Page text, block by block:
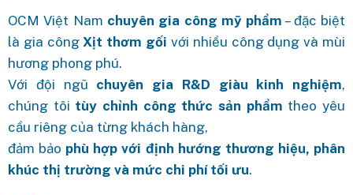
OCM Việt Nam chuyên gia công mỹ phẩm – đặc biệt
là gia côngXịt thơm gối với nhiều công dụng và mùi
hương phong phú.
Với đội ngũ chuyên gia R&D giàu kinh nghiệm,
chúng tôi tùy chỉnh công thức sản phẩm theo yêu
cầu riêng của từng khách hàng,
đảm bảo phù hợp với định hướng thương hiệu, phân
khúc thị trường và mức chi phí tối ưu.